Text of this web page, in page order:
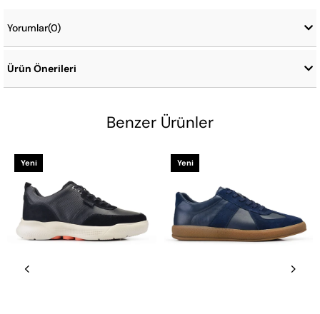
Yorumlar(0)
Ürün Önerileri
Benzer Ürünler
Yeni
Ürün
Yeni